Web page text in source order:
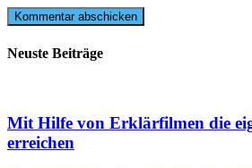
Neuste Beiträge
Mit Hilfe von Erklärfilmen die
erreichen